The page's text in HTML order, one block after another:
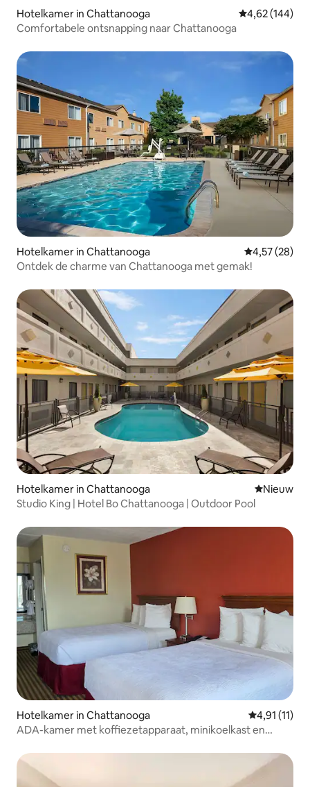
Hotelkamer in Chattanooga Gemiddelde
4,62 (144)
Comfortabele ontsnapping naar Chattanooga
Hotelkamer in Chattanooga Gemiddelde
4,57 (28)
Ontdek de charme van Chattanooga met gemak!
Hotelkamer in Chattanooga Nieuwe
Nieuw
Studio King | Hotel Bo Chattanooga | Outdoor Pool
Hotelkamer in Chattanooga Gemiddelde
4,91 (11)
ADA-kamer met koffiezetapparaat, minikoelkast en